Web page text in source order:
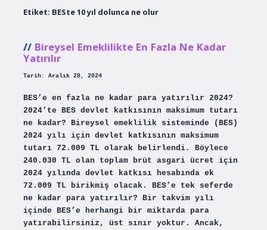
Etiket: BESte 10 yıl dolunca ne olur
Bireysel Emeklilikte En Fazla Ne Kadar
Yatırılır
Tarih: Aralık 28, 2024
BES’e en fazla ne kadar para yatırılır 2024?
2024’te BES devlet katkısının maksimum tutarı
ne kadar? Bireysel emeklilik sisteminde (BES)
2024 yılı için devlet katkısının maksimum
tutarı 72.009 TL olarak belirlendi. Böylece
240.030 TL olan toplam brüt asgari ücret için
2024 yılında devlet katkısı hesabında ek
72.009 TL birikmiş olacak. BES’e tek seferde
ne kadar para yatırılır? Bir takvim yılı
içinde BES’e herhangi bir miktarda para
yatırabilirsiniz, üst sınır yoktur. Ancak,